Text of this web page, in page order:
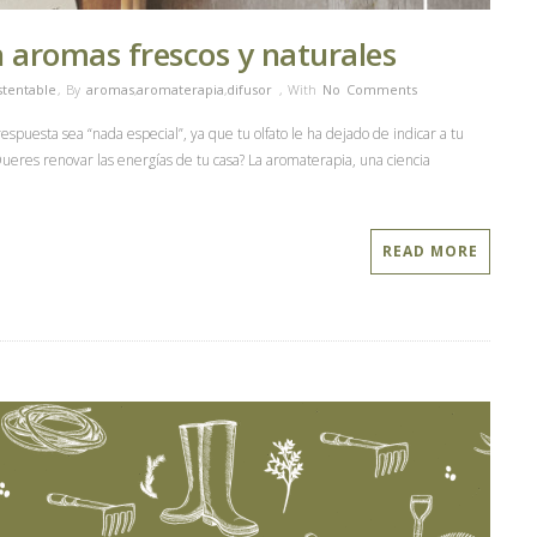
frescos y naturales
, By aromas,aromaterapia,difusor , With No Comments
sea “nada especial”, ya que tu olfato le ha dejado de indicar a tu
renovar las energías de tu casa? La aromaterapia, una ciencia
READ MORE